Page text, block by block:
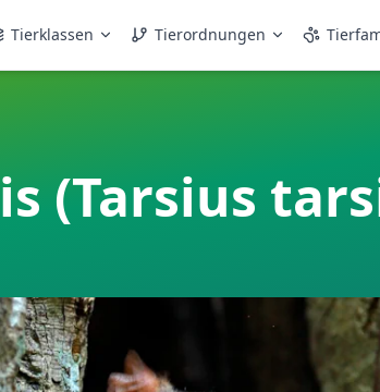
Tierklassen Tierordnungen
(Tarsius